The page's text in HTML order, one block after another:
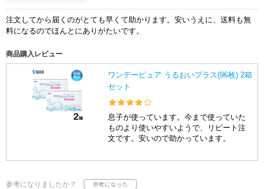
注文してから届くのがとても早くて助かります。安いうえに、送料も無
料になるのでほんとにありがたいです。
商品購入レビュー
ワンデーピュア うるおいプラス(96枚) 2箱
セット
息子が使っています。今まで使っていた
ものより使いやすいようで、リピート注
文です。安いので助かっています。
参考になりましたか？